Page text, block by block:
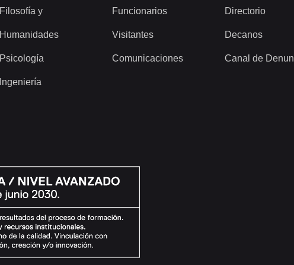
Filosofía y
Humanidades
Psicología
Ingeniería
Funcionarios
Visitantes
Comunicaciones
Directorio
Decanos
Canal de